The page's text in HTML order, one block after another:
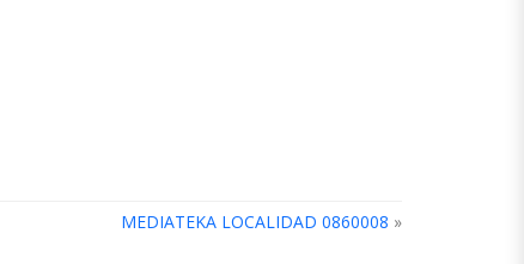
MEDIATEKA LOCALIDAD 0860008 »